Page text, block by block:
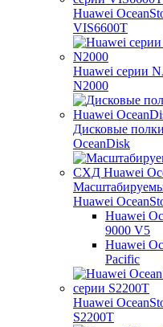
Huawei
VIS6600T
Huawei серии
N2000
Дисковые
OceanDisk
Huawei
Huawei
9000 V5
Huawei
Pacific
Huawei
S2200T